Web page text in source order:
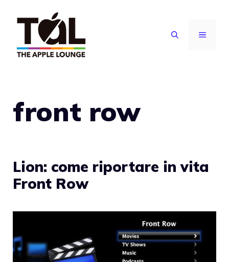
contenuto
MENU
front row
Lion: come riportare in vita
Front Row